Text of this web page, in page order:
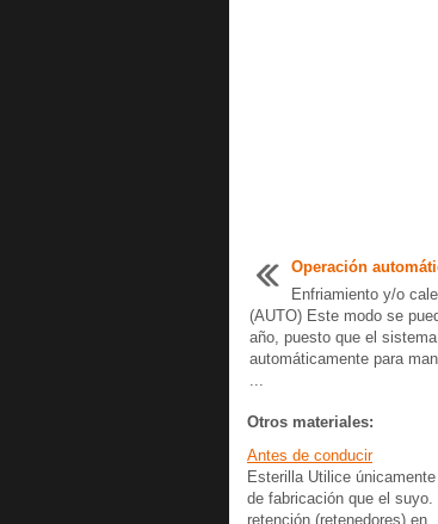
Operación
Enfriamiento y/o
(AUTO) Este modo se
año, puesto que el
automáticamente para
...
Otros materiales:
Antes de conducir
Esterilla Utilice
de fabricación que el
retención (retenedores) en ...